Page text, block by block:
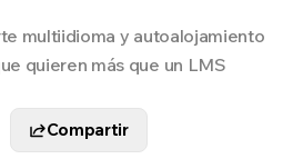
multiidioma y autoalojamiento
quieren más que un LMS
Compartir